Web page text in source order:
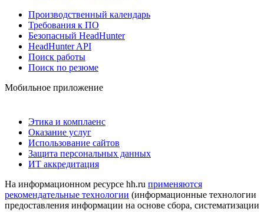
Производственный календарь
Требования к ПО
Безопасный HeadHunter
HeadHunter API
Поиск работы
Поиск по резюме
Мобильное приложение
Этика и комплаенс
Оказание услуг
Использование сайтов
Защита персональных данных
ИТ аккредитация
На информационном ресурсе hh.ru применяются
рекомендательные технологии (информационные технологии
предоставления информации на основе сбора, систематизации